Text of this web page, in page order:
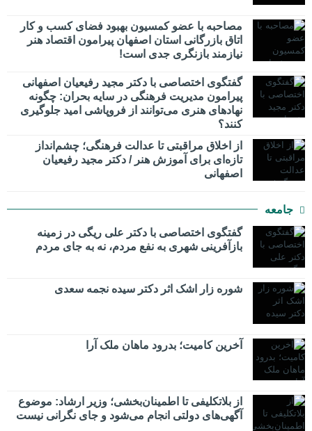
مصاحبه با عضو کمسیون بهبود فضای کسب و کار
اتاق بازرگانی استان اصفهان پیرامون اقتصاد هنر
نیازمند بازنگری جدی است!
گفتگوی اختصاصی با دکتر مجید رفیعیان اصفهانی
پیرامون مدیریت فرهنگی در سایه بحران: چگونه
نهادهای هنری می‌توانند از فروپاشی امید جلوگیری
کنند؟
از اخلاق مراقبتی تا عدالت فرهنگی؛ چشم‌انداز
تازه‌ای برای آموزش هنر / دکتر مجید رفیعیان
اصفهانی
جامعه
گفتگوی اختصاصی با دکتر علی ریگی در زمینه
بازآفرینی شهری به نفع مردم، نه به جای مردم
شوره زار اشک اثر دکتر سیده نجمه سعدی
​آخرین کامیت؛ بدرود ماهان ملک آرا
از بلاتکلیفی تا اطمینان‌بخشی؛ وزیر ارشاد: موضوع
آگهی‌های دولتی انجام می‌شود و جای نگرانی نیست